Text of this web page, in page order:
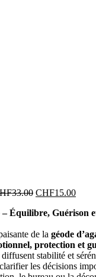
33.00 CHF15.00
– Équilibre, Guérison
de la géode
protection et
diffusent stabilité et
les décisions